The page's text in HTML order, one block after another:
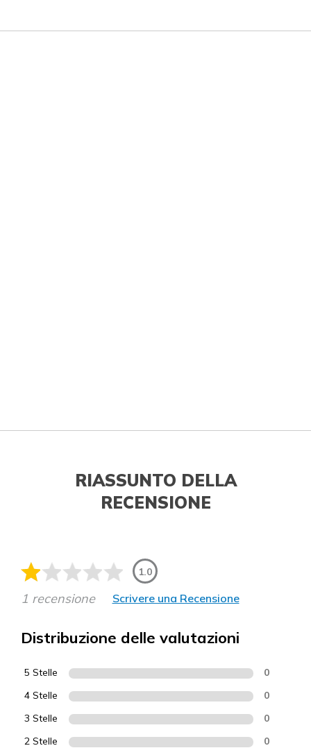
RIASSUNTO DELLA
RECENSIONE
1.0
1 recensione Scrivere una Recensione
Distribuzione delle valutazioni
5 Stelle 0
4 Stelle 0
3 Stelle 0
2 Stelle 0